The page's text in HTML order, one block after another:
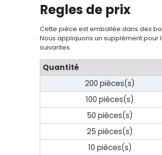
Regles de prix
Cette pièce est emballée dans des
Nous appliquons un supplément
suivantes
Quantité
200 pièces(s)
100 pièces(s)
50 pièces(s)
25 pièces(s)
10 pièces(s)